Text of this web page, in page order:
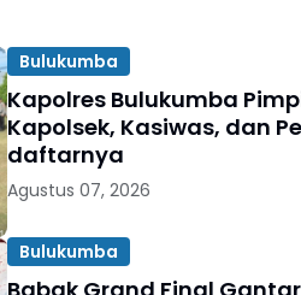
Bulukumba
Kapolres Bulukumba
Kapolsek, Kasiwas, dan
daftarnya
Agustus 07, 2026
Bulukumba